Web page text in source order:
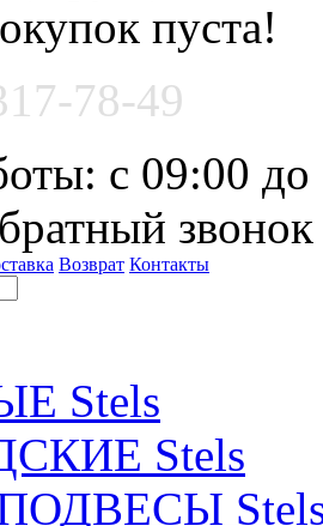
пуста!
78-49
с 09:00 до
звонок
Возврат Контакты
Stels
Stels